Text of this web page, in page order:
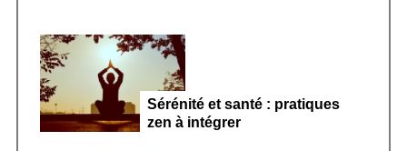
Sérénité et santé : pratiques
zen à intégrer